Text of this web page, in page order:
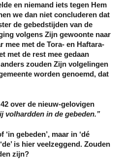
en niemand iets tegen Hem
we dan niet concluderen dat
de gebedstijden van de
volgens Zijn gewoonte naar
mee met de Tora- en Haftara-
met de rest mee gedaan
zouden Zijn volgelingen
worden genoemd, dat
over de nieuw-gelovigen
volhardden in de gebeden.’’
‘in gebeden’, maar in ‘dé
is hier veelzeggend. Zouden
zijn?